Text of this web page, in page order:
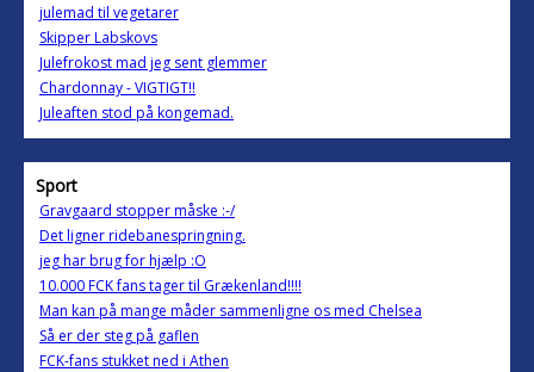
julemad til vegetarer
Skipper Labskovs
Julefrokost mad jeg sent glemmer
Chardonnay - VIGTIGT!!
Juleaften stod på kongemad.
Sport
Gravgaard stopper måske :-/
Det ligner ridebanespringning.
jeg har brug for hjælp :O
10.000 FCK fans tager til Grækenland!!!!
Man kan på mange måder sammenligne os med Chelsea
Så er der steg på gaflen
FCK-fans stukket ned i Athen